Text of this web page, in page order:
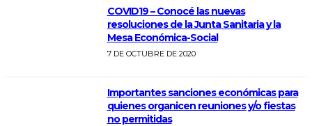
COVID19 – Conocé las nuevas
resoluciones de la Junta Sanitaria y la
Mesa Económica-Social
7 DE OCTUBRE DE 2020
Importantes sanciones económicas para
quienes organicen reuniones y/o fiestas
no permitidas